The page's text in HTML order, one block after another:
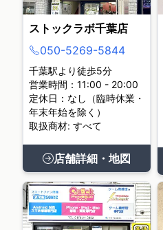
ストックラボ千葉店
050-5269-5844
千葉駅より徒歩5分
営業時間：11:00 - 20:00
定休日：なし（臨時休業・
年末年始を除く）
取扱商材: すべて
店舗詳細・地図